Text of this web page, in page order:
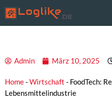
Inhalt
springen
Admin März 10, 2025
Home-Wirtschaft - FoodTech:
Lebensmittelindustrie